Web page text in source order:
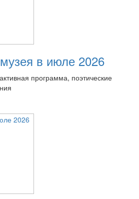
в июле 2026
программа, поэтические